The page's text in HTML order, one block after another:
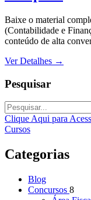
Baixe o material
(Contabilidade e
conteúdo de alta
Ver Detalhes →
Pesquisar
Clique Aqui para
Cursos
Categorias
Blog
Concursos 8